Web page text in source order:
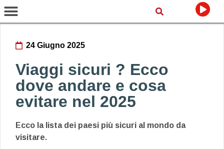
24 Giugno 2025
Viaggi sicuri ? Ecco
dove andare e cosa
evitare nel 2025
Ecco la lista dei paesi più sicuri al mondo da
visitare.